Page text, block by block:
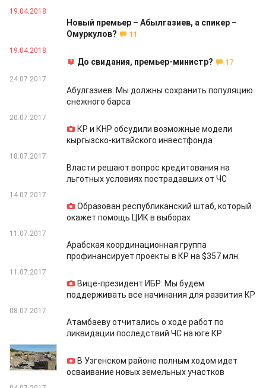
19.04.2018
Новый премьер – Абылгазиев, а спикер –
Омуркулов?
11
19.04.2018
До свидания, премьер-министр?
17
24.07.2017
Абулгазиев: Мы должны сохранить популяцию
снежного барса
20.07.2017
КР и КНР обсудили возможные модели
кыргызско-китайского инвестфонда
18.07.2017
Власти решают вопрос кредитования на
льготных условиях пострадавших от ЧС
14.07.2017
Образован республиканский штаб, который
окажет помощь ЦИК в выборах
11.07.2017
Арабская координационная группа
профинансирует проекты в КР на $357 млн.
11.07.2017
Вице-президент ИБР: Мы будем
поддерживать все начинания для развития КР
08.07.2017
Атамбаеву отчитались о ходе работ по
ликвидации последствий ЧС на юге КР
07.07.2017
В Узгенском районе полным ходом идет
осваивание новых земельных участков